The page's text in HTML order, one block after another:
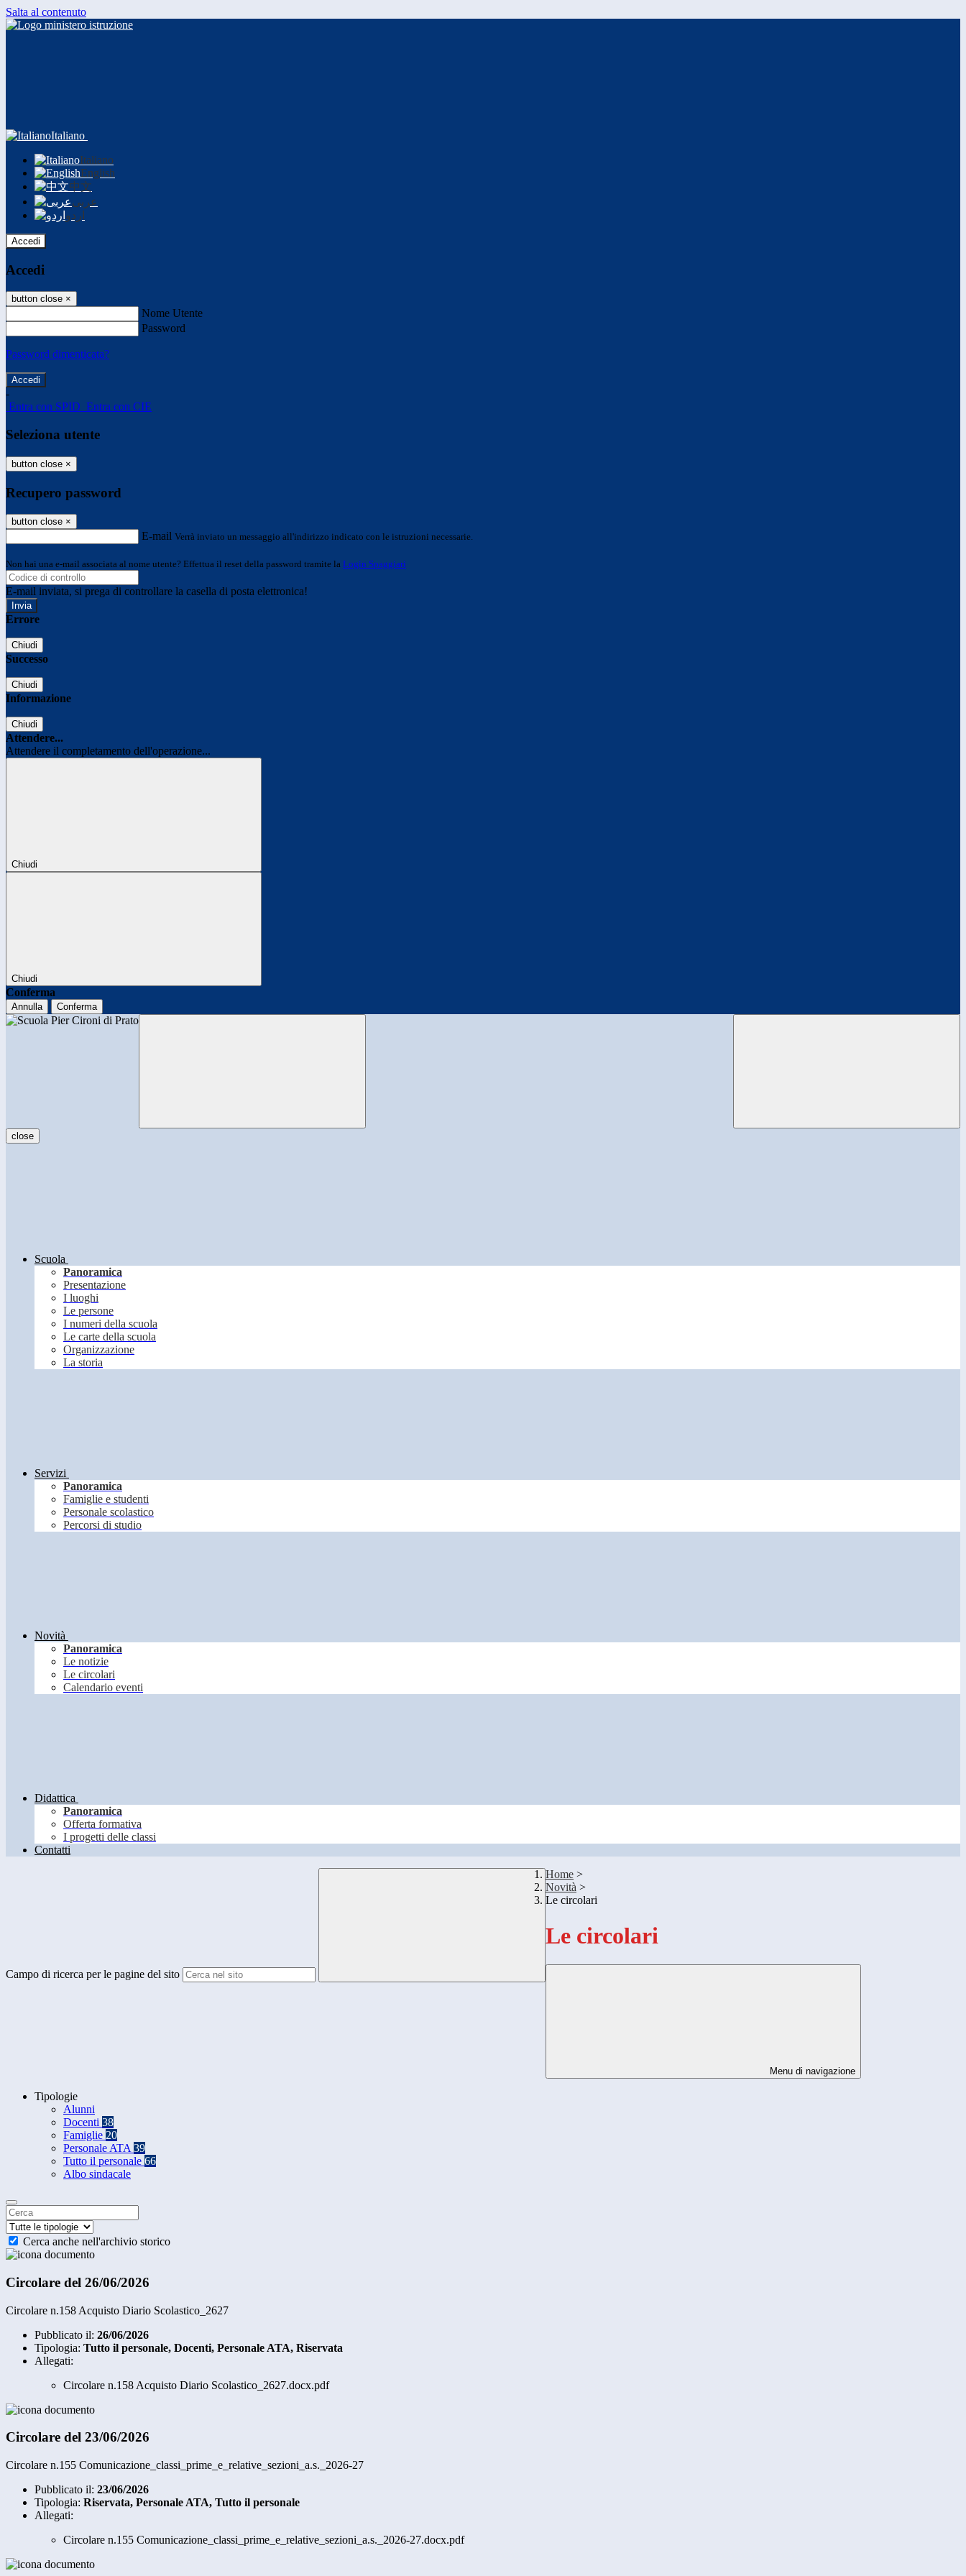
Salta al contenuto
Italiano
Italiano
English
中文
عربى
اردو
Accedi
Accedi
button close ×
Nome Utente
Password
Password dimenticata?
-
Entra con SPID Entra con CIE
Seleziona utente
button close ×
Recupero password
button close ×
E-mail Verrà inviato un messaggio all'indirizzo indicato con le istruzioni necessarie.
Non hai una e-mail associata al nome utente? Effettua il reset della password tramite la Login Spaggiari
E-mail inviata, si prega di controllare la casella di posta elettronica!
Errore
Chiudi
Successo
Chiudi
Informazione
Chiudi
Attendere...
Attendere il completamento dell'operazione...
Chiudi
Chiudi
Conferma
Annulla Conferma
close
Scuola
Panoramica
Presentazione
I luoghi
Le persone
I numeri della scuola
Le carte della scuola
Organizzazione
La storia
Servizi
Panoramica
Famiglie e studenti
Personale scolastico
Percorsi di studio
Novità
Panoramica
Le notizie
Le circolari
Calendario eventi
Didattica
Panoramica
Offerta formativa
I progetti delle classi
Contatti
Campo di ricerca per le pagine del sito
Home >
Novità >
Le circolari
Le circolari
Menu di navigazione
Tipologie
Alunni
Docenti 38
Famiglie 20
Personale ATA 39
Tutto il personale 66
Albo sindacale
Cerca anche nell'archivio storico
Circolare del 26/06/2026
Circolare n.158 Acquisto Diario Scolastico_2627
Pubblicato il: 26/06/2026
Tipologia: Tutto il personale, Docenti, Personale ATA, Riservata
Allegati:
Circolare n.158 Acquisto Diario Scolastico_2627.docx.pdf
Circolare del 23/06/2026
Circolare n.155 Comunicazione_classi_prime_e_relative_sezioni_a.s._2026-27
Pubblicato il: 23/06/2026
Tipologia: Riservata, Personale ATA, Tutto il personale
Allegati:
Circolare n.155 Comunicazione_classi_prime_e_relative_sezioni_a.s._2026-27.docx.pdf